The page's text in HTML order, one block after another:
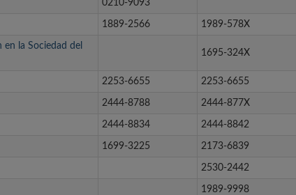
0210-9093
1889-2566 1989-578X
la Sociedad del
1695-324X
2253-6655 2253-6655
2444-8788 2444-877X
2444-8834 2444-8842
1699-3225 2173-6839
2530-2442
1989-9998